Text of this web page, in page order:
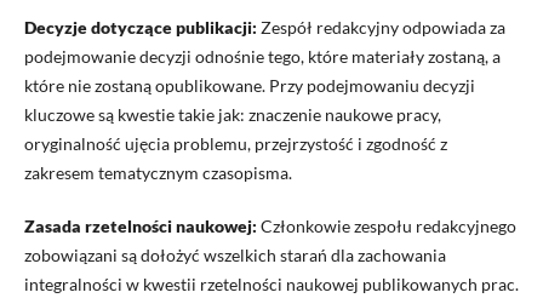
Decyzje dotyczące publikacji: Zespół redakcyjny odpowiada za
podejmowanie decyzji odnośnie tego, które materiały zostaną, a
które nie zostaną opublikowane. Przy podejmowaniu decyzji
kluczowe są kwestie takie jak: znaczenie naukowe pracy,
oryginalność ujęcia problemu, przejrzystość i zgodność z
zakresem tematycznym czasopisma.
Zasada rzetelności naukowej: Członkowie zespołu redakcyjnego
zobowiązani są dołożyć wszelkich starań dla zachowania
integralności w kwestii rzetelności naukowej publikowanych prac.